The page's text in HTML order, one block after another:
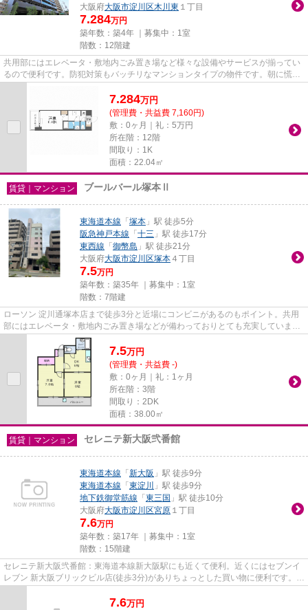
大阪府大阪市淀川区木川東 １丁目
7.284万円
築年数：築4年 ｜募集中： 1室
階数：12階建
共用部にはエレベータ・敷地内ごみ置き場など様々な設備やサービスが揃ってい
るので便利です。防犯対策もバッチリなマンションタイプの物件です。朝に慌て
7.284万円
(管理費・共益費 7,160円)
敷：0ヶ月｜礼：5万円
所在階：12階
間取り：1K
面積：22.04㎡
賃貸｜マンション ブールバール塚本Ⅱ
東海道本線 「 塚本 」駅 徒歩5分
阪急神戸本線 「 十三 」駅 徒歩17分
東西線 「 御幣島 」駅 徒歩21分
大阪府大阪市淀川区塚本 ４丁目
7.5万円
築年数：築35年 ｜募集中： 1室
階数：7階建
ローソン 淀川通塚本店まで徒歩3分と近場にコンビニがあるのもポイント。共用
部にはエレベータ・敷地内ごみ置き場などが備わっておりとても充実していま
す。最上階の物件です。駅まで...
7.5万円
(管理費・共益費 -)
敷：0ヶ月｜礼：1ヶ月
所在階：3階
間取り：2DK
面積：38.00㎡
賃貸｜マンション セレニテ新大阪弐番館
東海道本線 「 新大阪 」駅 徒歩9分
東海道本線 「 東淀川
」駅 徒歩9分
地下鉄御堂筋線 「 東三国 」駅 徒歩10分
大阪府大阪市淀川区宮原 １丁目
7.6万円
築年数：築17年 ｜募集中： 1室
階数：15階建
セレニテ新大阪弐番館：東海道本線新大阪駅にも近くて便利。近くにはセブンイ
レブン 新大阪ブリックビル店(徒歩3分)がありちょっとした買い物に便利です。共
7.6万円